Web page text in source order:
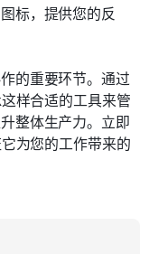
标，提供您的反
的重要环节。通过
样合适的工具来管
整体生产力。立即
为您的工作带来的